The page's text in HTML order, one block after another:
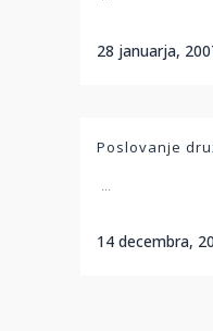
28 januarja,
Poslovanje
...
14 decembra,